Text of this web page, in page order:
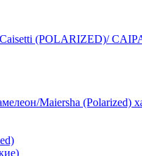
(POLARIZED)/
Maiersha (Polarized)